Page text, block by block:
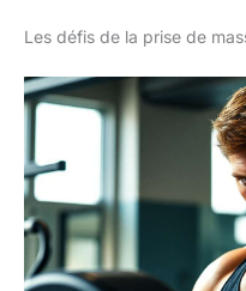
Les défis de la prise de